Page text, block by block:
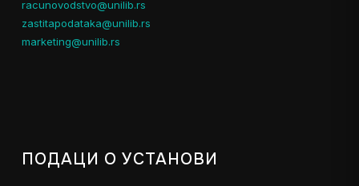
racunovodstvo@unilib.rs
zastitapodataka@unilib.rs
marketing@unilib.rs
ПОДАЦИ О УСТАНОВИ